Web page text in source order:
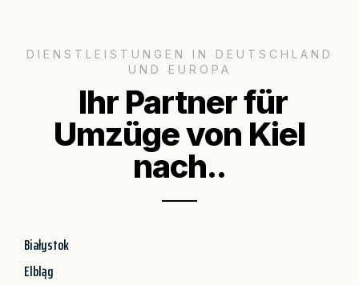
DIENSTLEISTUNGEN IN DEUTSCHLAND
UND EUROPA
Ihr Partner für
Umzüge von Kiel
nach..
Białystok
Elbląg